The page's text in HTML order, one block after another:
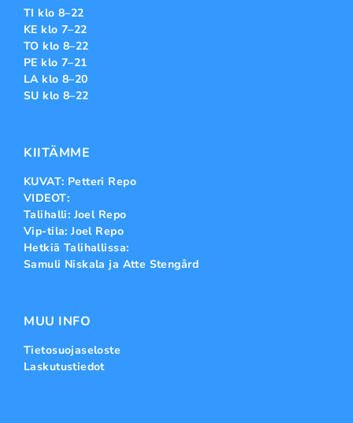
TI klo 8–22
KE klo 7–22
TO klo 8–22
PE klo 7–21
LA klo 8–20
SU klo 8–22
KIITÄMME
KUVAT: Petteri Repo
VIDEOT:
Talihalli: Joel Repo
Vip-tila: Joel Repo
Hetkiä Talihallissa:
Samuli Niskala ja Atte Stengård
MUU INFO
Tietosuojaseloste
Laskutustiedot